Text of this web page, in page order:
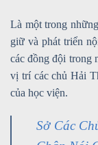
Là một trong
giữ và phát triển
các đồng đội trong
vị trí các chủ Hải
của học viện.
Sở Các